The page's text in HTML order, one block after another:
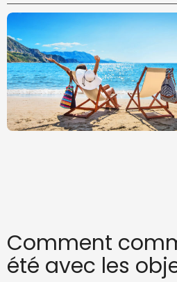
Comment
été avec les